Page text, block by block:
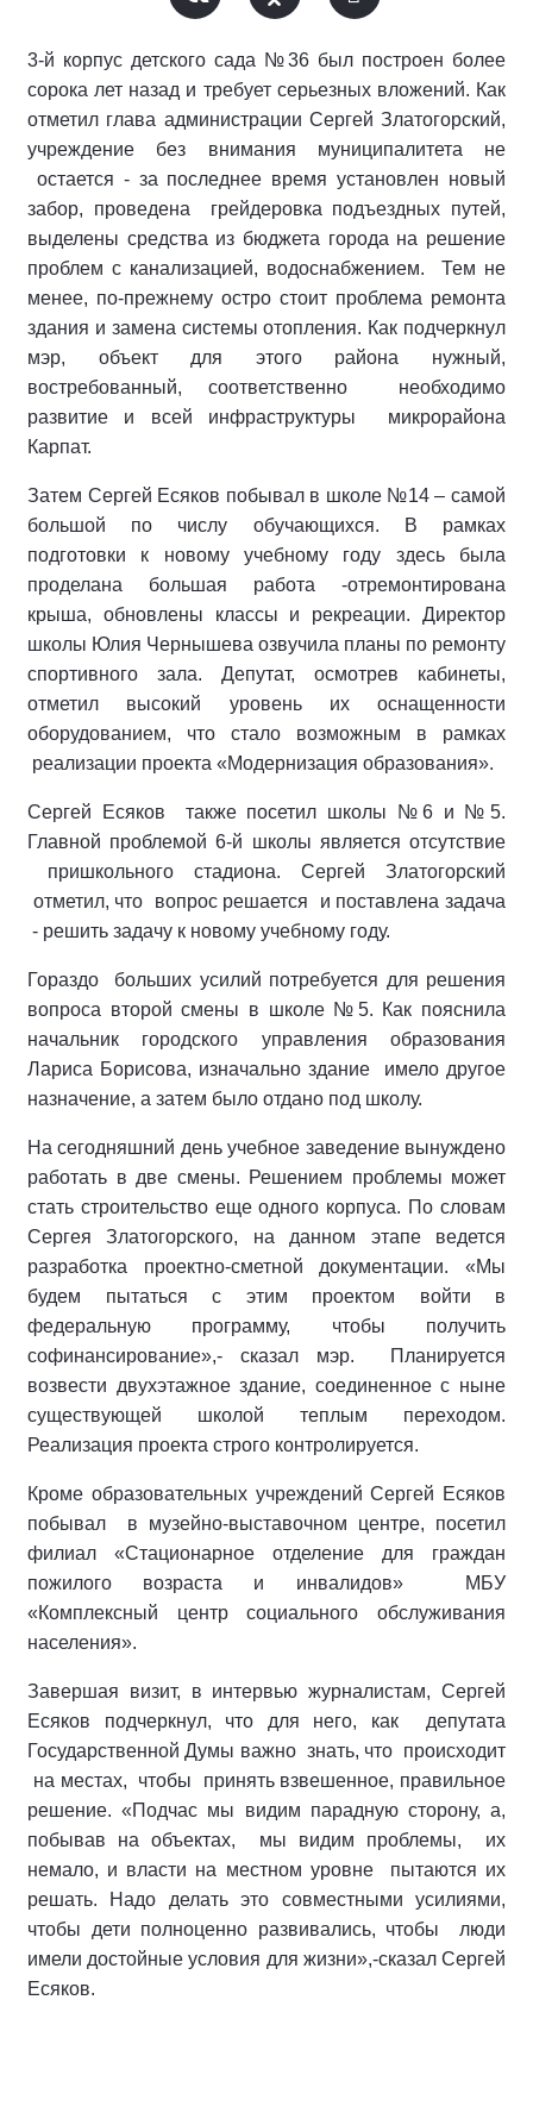
3-й корпус детского сада №36 был построен более
сорока лет назад и требует серьезных вложений. Как
отметил глава администрации Сергей Златогорский,
учреждение без внимания муниципалитета не
остается - за последнее время установлен новый
забор, проведена грейдеровка подъездных путей,
выделены средства из бюджета города на решение
проблем с канализацией, водоснабжением. Тем не
менее, по-прежнему остро стоит проблема ремонта
здания и замена системы отопления. Как подчеркнул
мэр, объект для этого района нужный,
востребованный, соответственно необходимо
развитие и всей инфраструктуры микрорайона
Карпат.
Затем Сергей Есяков побывал в школе №14 – самой
большой по числу обучающихся. В рамках
подготовки к новому учебному году здесь была
проделана большая работа -отремонтирована
крыша, обновлены классы и рекреации. Директор
школы Юлия Чернышева озвучила планы по ремонту
спортивного зала. Депутат, осмотрев кабинеты,
отметил высокий уровень их оснащенности
оборудованием, что стало возможным в рамках
реализации проекта «Модернизация образования».
Сергей Есяков также посетил школы №6 и №5.
Главной проблемой 6-й школы является отсутствие
пришкольного стадиона. Сергей Златогорский
отметил, что вопрос решается и поставлена задача
- решить задачу к новому учебному году.
Гораздо больших усилий потребуется для решения
вопроса второй смены в школе №5. Как пояснила
начальник городского управления образования
Лариса Борисова, изначально здание имело другое
назначение, а затем было отдано под школу.
На сегодняшний день учебное заведение вынуждено
работать в две смены. Решением проблемы может
стать строительство еще одного корпуса. По словам
Сергея Златогорского, на данном этапе ведется
разработка проектно-сметной документации. «Мы
будем пытаться с этим проектом войти в
федеральную программу, чтобы получить
софинансирование»,- сказал мэр. Планируется
возвести двухэтажное здание, соединенное с ныне
существующей школой теплым переходом.
Реализация проекта строго контролируется.
Кроме образовательных учреждений Сергей Есяков
побывал в музейно-выставочном центре, посетил
филиал «Стационарное отделение для граждан
пожилого возраста и инвалидов» МБУ
«Комплексный центр социального обслуживания
населения».
Завершая визит, в интервью журналистам, Сергей
Есяков подчеркнул, что для него, как депутата
Государственной Думы важно знать, что происходит
на местах, чтобы принять взвешенное, правильное
решение. «Подчас мы видим парадную сторону, а,
побывав на объектах, мы видим проблемы, их
немало, и власти на местном уровне пытаются их
решать. Надо делать это совместными усилиями,
чтобы дети полноценно развивались, чтобы люди
имели достойные условия для жизни»,-сказал Сергей
Есяков.